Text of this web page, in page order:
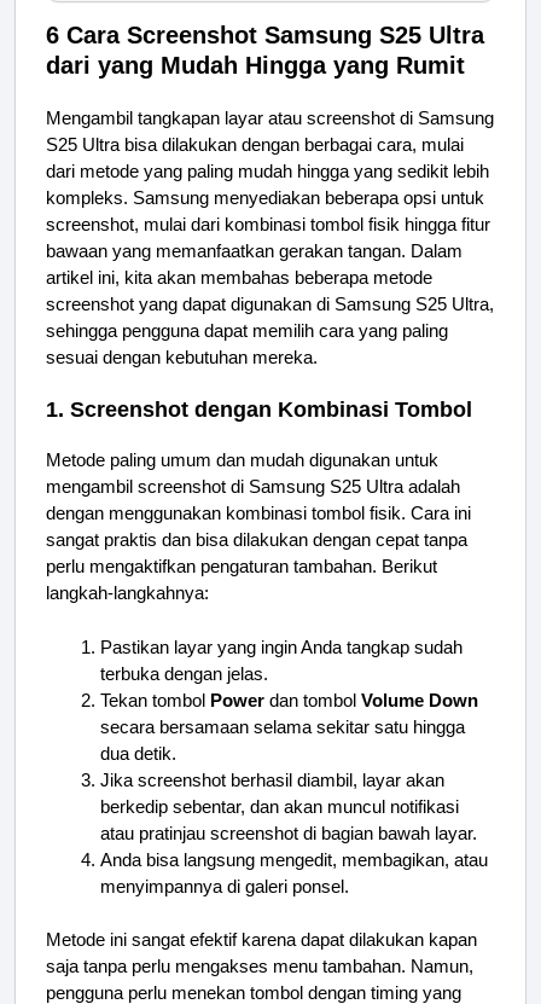
6 Cara Screenshot Samsung S25 Ultra
dari yang Mudah Hingga yang Rumit
Mengambil tangkapan layar atau screenshot di Samsung
S25 Ultra bisa dilakukan dengan berbagai cara, mulai
dari metode yang paling mudah hingga yang sedikit lebih
kompleks. Samsung menyediakan beberapa opsi untuk
screenshot, mulai dari kombinasi tombol fisik hingga fitur
bawaan yang memanfaatkan gerakan tangan. Dalam
artikel ini, kita akan membahas beberapa metode
screenshot yang dapat digunakan di Samsung S25 Ultra,
sehingga pengguna dapat memilih cara yang paling
sesuai dengan kebutuhan mereka.
1. Screenshot dengan Kombinasi Tombol
Metode paling umum dan mudah digunakan untuk
mengambil screenshot di Samsung S25 Ultra adalah
dengan menggunakan kombinasi tombol fisik. Cara ini
sangat praktis dan bisa dilakukan dengan cepat tanpa
perlu mengaktifkan pengaturan tambahan. Berikut
langkah-langkahnya:
Pastikan layar yang ingin Anda tangkap sudah
terbuka dengan jelas.
Tekan tombol Power dan tombol Volume Down
secara bersamaan selama sekitar satu hingga
dua detik.
Jika screenshot berhasil diambil, layar akan
berkedip sebentar, dan akan muncul notifikasi
atau pratinjau screenshot di bagian bawah layar.
Anda bisa langsung mengedit, membagikan, atau
menyimpannya di galeri ponsel.
Metode ini sangat efektif karena dapat dilakukan kapan
saja tanpa perlu mengakses menu tambahan. Namun,
pengguna perlu menekan tombol dengan timing yang